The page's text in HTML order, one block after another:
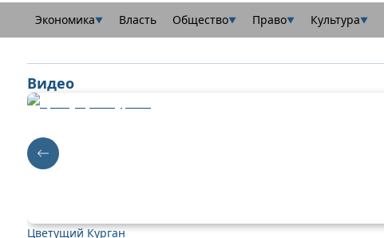
Экономика▼ Власть Общество▼ Право▼ Культура▼
Видео
Цветущий Курган